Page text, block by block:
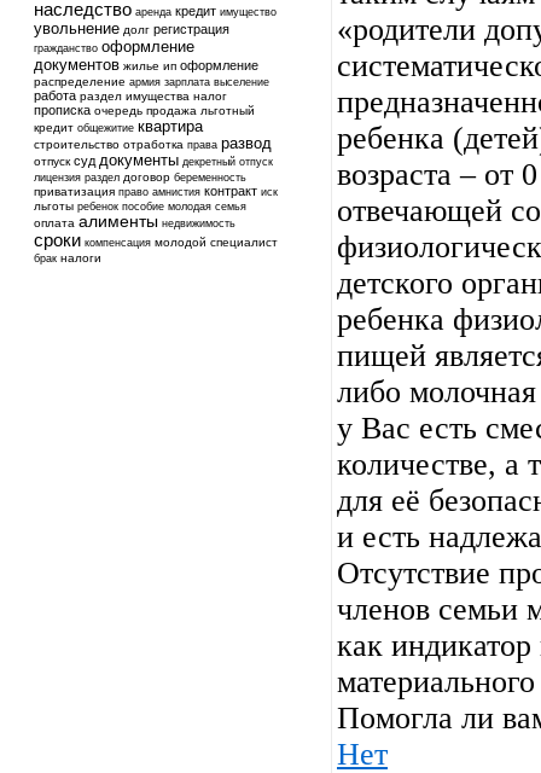
наследство аренда кредит имущество
увольнение долг регистрация
гражданство оформление
документов жилье ип оформление
распределение армия зарплата выселение
работа раздел имущества налог
прописка очередь продажа льготный
кредит общежитие квартира
строительство отработка права развод
отпуск суд документы декретный отпуск
лицензия раздел договор беременность
приватизация право амнистия контракт иск
льготы ребенок пособие молодая семья
оплата алименты недвижимость
сроки компенсация молодой специалист
брак налоги
«родители
ребенка
возраста – от
отвечающей
детского
ребенка
пищей
либо
у Вас есть
количестве, а
для её
и есть
Отсутствие
членов семьи
как индикатор
Помогла ли
Нет